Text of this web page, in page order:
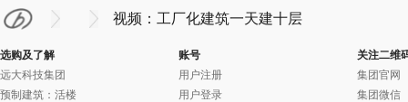
视频：工厂化建筑一天建十层
选购及了解
远大科技集团
预制建筑：活楼
账号
用户注册
用户登录
关注二维
集团官网
集团微信